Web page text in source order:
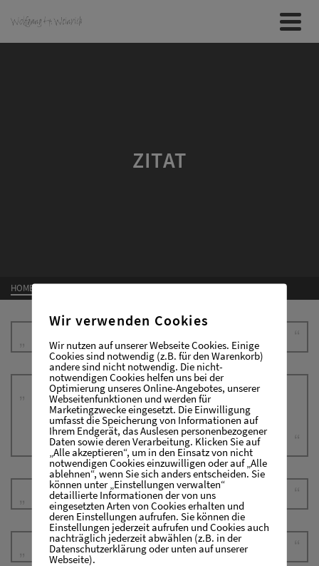
ZITAT
HOME»ZITAT
Wem das Eigene fremd bleibt, der wird
immer Angst vor dem wirklich Fremden
haben.
Wir verwenden Cookies
Wir nutzen auf unserer Webseite Cookies. Einige
Cookies sind notwendig (z.B. für den Warenkorb)
andere sind nicht notwendig. Die nicht-
notwendigen Cookies helfen uns bei der
Optimierung unseres Online-Angebotes, unserer
Webseitenfunktionen und werden für
Marketingzwecke eingesetzt. Die Einwilligung
umfasst die Speicherung von Informationen auf
Ihrem Endgerät, das Auslesen personenbezogener
Daten sowie deren Verarbeitung. Klicken Sie auf
„Alle akzeptieren“, um in den Einsatz von nicht
notwendigen Cookies einzuwilligen oder auf „Alle
ablehnen“, wenn Sie sich anders entscheiden. Sie
können unter „Einstellungen verwalten“
detaillierte Informationen der von uns
eingesetzten Arten von Cookies erhalten und
deren Einstellungen aufrufen. Sie können die
Einstellungen jederzeit aufrufen und Cookies auch
nachträglich jederzeit abwählen (z.B. in der
Datenschutzerklärung oder unten auf unserer
Webseite).